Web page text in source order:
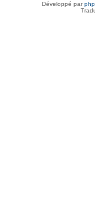
Développé par